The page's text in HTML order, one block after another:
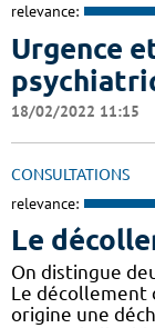
relevance:
Urgence
18/02/2022 11:15
CONSULTATIONS
relevance:
Le
On distingue
Le décollement
origine une